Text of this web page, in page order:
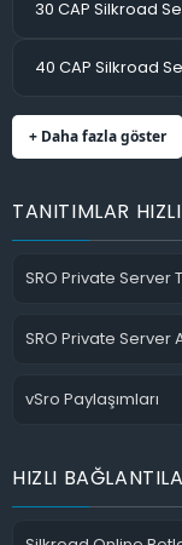
30 CAP Silkroad
40 CAP Silkroad
+ Daha fazla göster
TANITIMLAR
SRO Private Server
SRO Private Server
vSro Paylaşımları
HIZLI